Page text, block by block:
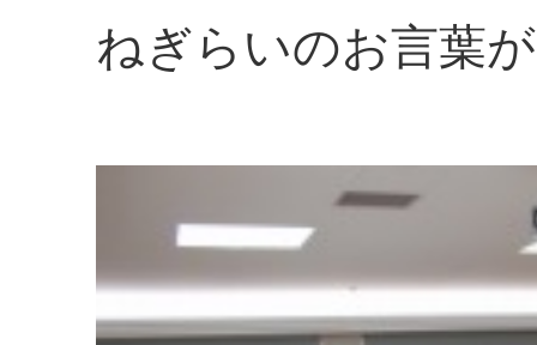
ねぎらいのお言葉